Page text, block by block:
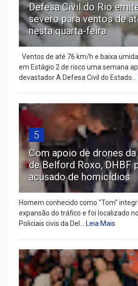
Defesa Civil do Rio
severo para ventos de
nesta quarta-feira
Ventos de até 76 km/h e baixa
em Estágio 2 de risco uma semana
devastador A Defesa Civil do Estado...
5
Com apoio de drones
de Belford Roxo, DHBF
acusado de homicídios
Homem conhecido como "Tom"
expansão do tráfico e foi localizado
Policiais civis da Del...
Leia Mais